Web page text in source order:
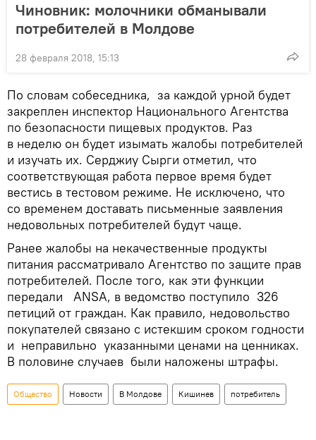
Чиновник: молочники обманывали
потребителей в Молдове
28 февраля 2018, 15:13
По словам собеседника, за каждой урной будет
закреплен инспектор Национального Агентства
по безопасности пищевых продуктов. Раз
в неделю он будет изымать жалобы потребителей
и изучать их. Серджиу Сырги отметил, что
соответствующая работа первое время будет
вестись в тестовом режиме. Не исключено, что
со временем доставать письменные заявления
недовольных потребителей будут чаще.
Ранее жалобы на некачественные продукты
питания рассматривало Агентство по защите прав
потребителей. После того, как эти функции
передали ANSA, в ведомство поступило 326
петиций от граждан. Как правило, недовольство
покупателей связано с истекшим сроком годности
и неправильно указанными ценами на ценниках.
В половине случаев были наложены штрафы.
Общество Новости В Молдове Кишинев потребитель